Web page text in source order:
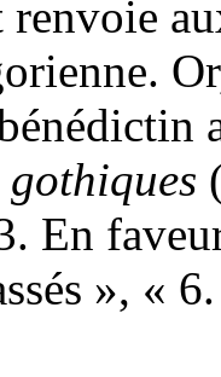
renvoie
gothiques
En
», «